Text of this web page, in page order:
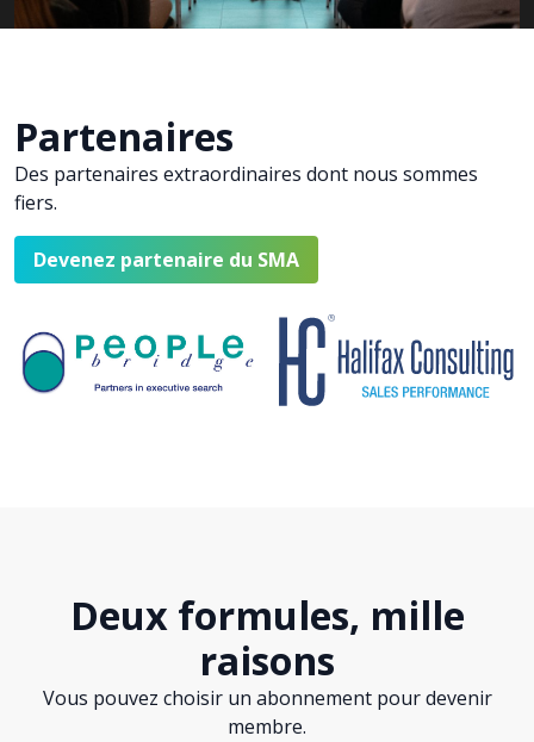
Partenaires
Des partenaires extraordinaires dont nous sommes
fiers.
Devenez partenaire du SMA
Deux formules, mille
raisons
Vous pouvez choisir un abonnement pour devenir
membre.